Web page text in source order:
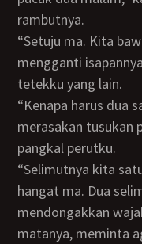
rambutnya.
“Setuju ma. Kita bawa dua buah selimut ma,” katanya
mengganti
tetekku yang lain.
“Kenapa harus dua sayang. Satu saja..” kataku yang
merasakan tusukan
pangkal perutku.
“Selimutnya kita satukan biar semakin tebal, biar
hangat ma. Dua
mendongakkan
matanya, meminta